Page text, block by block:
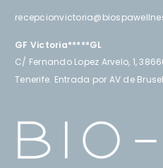
GF Victoria*****GL
C/ Fernando Lopez Arvelo, 1,
Tenerife. Entrada por AV de